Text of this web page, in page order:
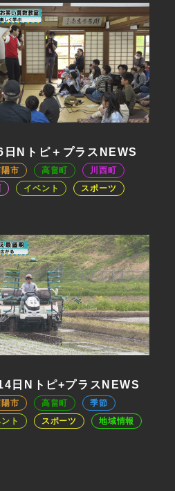
Nトピ＋プラスNEWS
市 高畠町
川西町
イベント
スポーツ
日Nトピ+プラスNEWS
市 高畠町
季節
ト スポーツ 地域情報